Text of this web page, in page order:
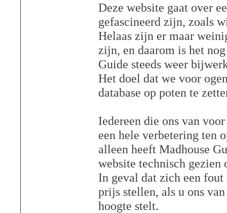
Deze website gaat over
gefascineerd zijn, zoals
Helaas zijn er maar
zijn, en daarom is het
Guide steeds weer
Het doel dat we voor
database op poten te
Iedereen die ons van
een hele verbetering ten
alleen heeft Madhouse
website technisch gezien
In geval dat zich een fout
prijs stellen, als u ons
hoogte stelt.